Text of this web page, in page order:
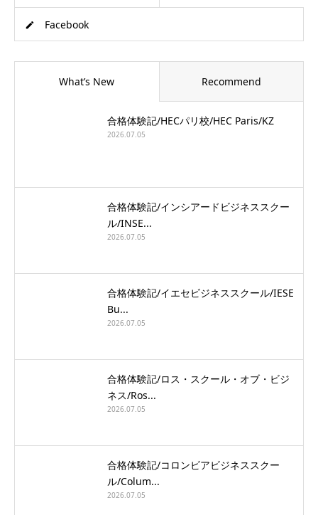
Facebook
What’s New Recommend
合格体験記/HECパリ校/HEC Paris/KZ
2026.07.05
合格体験記/インシアードビジネススクー
ル/INSE...
2026.07.05
合格体験記/イエセビジネススクール/IESE
Bu...
2026.07.05
合格体験記/ロス・スクール・オブ・ビジ
ネス/Ros...
2026.07.05
合格体験記/コロンビアビジネススクー
ル/Colum...
2026.07.05